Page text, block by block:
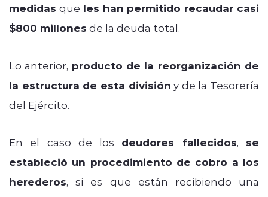
medidas que les han permitido recaudar casi
$800 millones de la deuda total.
Lo anterior, producto de la reorganización de
la estructura de esta división y de la Tesorería
del Ejército.
En el caso de los deudores fallecidos, se
estableció un procedimiento de cobro a los
herederos, si es que están recibiendo una